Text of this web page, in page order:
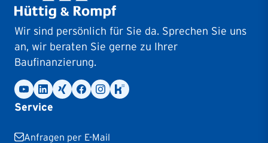
Wir sind persönlich für Sie da. Sprechen Sie uns
an, wir beraten Sie gerne zu Ihrer
Baufinanzierung.
Service
Anfragen per E-Mail